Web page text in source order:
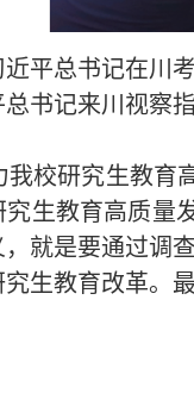
平总书记在川
书记来川视察
校研究生教育
生教育高质
就是要通过调
生教育改革。